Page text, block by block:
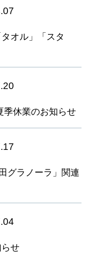
オル」「スタ
季休業のお知らせ
グラノーラ」関連
せ